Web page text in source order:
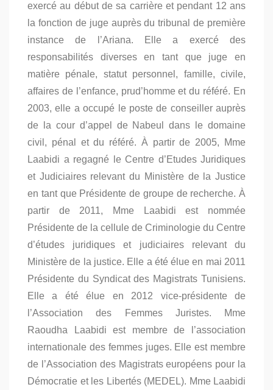
exercé au début de sa carrière et pendant 12 ans
la fonction de juge auprès du tribunal de première
instance de l’Ariana. Elle a exercé des
responsabilités diverses en tant que juge en
matière pénale, statut personnel, famille, civile,
affaires de l’enfance, prud’homme et du référé. En
2003, elle a occupé le poste de conseiller auprès
de la cour d’appel de Nabeul dans le domaine
civil, pénal et du référé. À partir de 2005, Mme
Laabidi a regagné le Centre d’Etudes Juridiques
et Judiciaires relevant du Ministère de la Justice
en tant que Présidente de groupe de recherche. À
partir de 2011, Mme Laabidi est nommée
Présidente de la cellule de Criminologie du Centre
d’études juridiques et judiciaires relevant du
Ministère de la justice. Elle a été élue en mai 2011
Présidente du Syndicat des Magistrats Tunisiens.
Elle a été élue en 2012 vice-présidente de
l’Association des Femmes Juristes. Mme
Raoudha Laabidi est membre de l’association
internationale des femmes juges. Elle est membre
de l’Association des Magistrats européens pour la
Démocratie et les Libertés (MEDEL). Mme Laabidi